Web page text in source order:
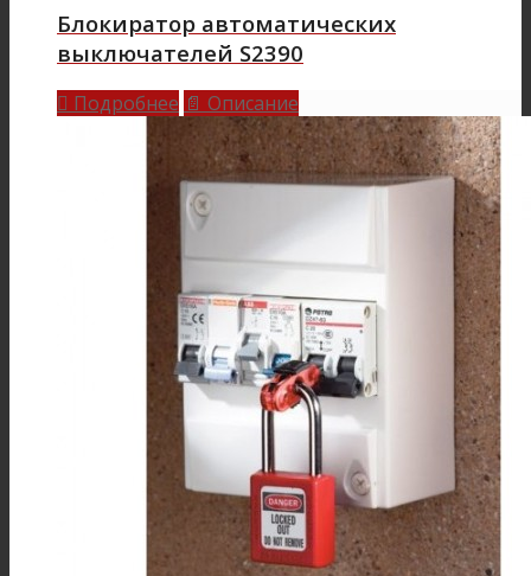
Блокиратор автоматических
выключателей S2390
 Подробнее 📄 Описание